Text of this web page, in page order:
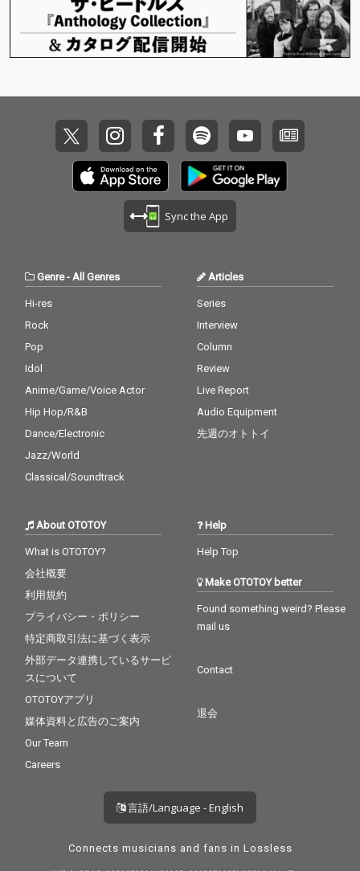
Sync the App
Genre- All Genres
Hi-res
Rock
Pop
Idol
Anime/Game/Voice Actor
Hip Hop/R&B
Dance/Electronic
Jazz/World
Classical/Soundtrack
Articles
Series
Interview
Column
Review
Live Report
Audio Equipment
先週のオトトイ
About OTOTOY
What is OTOTOY?
会社概要
利用規約
プライバシー・ポリシー
特定商取引法に基づく表示
外部データ連携しているサービ
スについて
OTOTOYアプリ
媒体資料と広告のご案内
Our Team
Careers
Help
Help Top
Make OTOTOY better
Found something weird? Please
mail us
Contact
退会
言語/Language - English
Connects musicians and fans in Lossless